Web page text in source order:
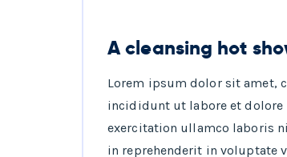
A cleansing hot
Lorem ipsum dolor sit amet,
incididunt ut labore et dolore
exercitation ullamco laboris
in reprehenderit in voluptate